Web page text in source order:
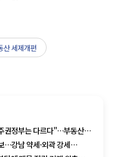
산 세제개편
권정부는 다르다"…부동산
…강남 약세·외곽 강세